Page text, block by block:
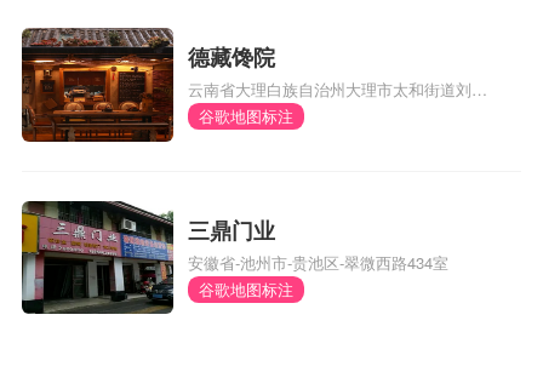
德藏馋院
云南省大理白族自治州大理市太和街道刘官
厂村委会风阳邑村290号
谷歌地图标注
三鼎门业
安徽省-池州市-贵池区-翠微西路434室
谷歌地图标注